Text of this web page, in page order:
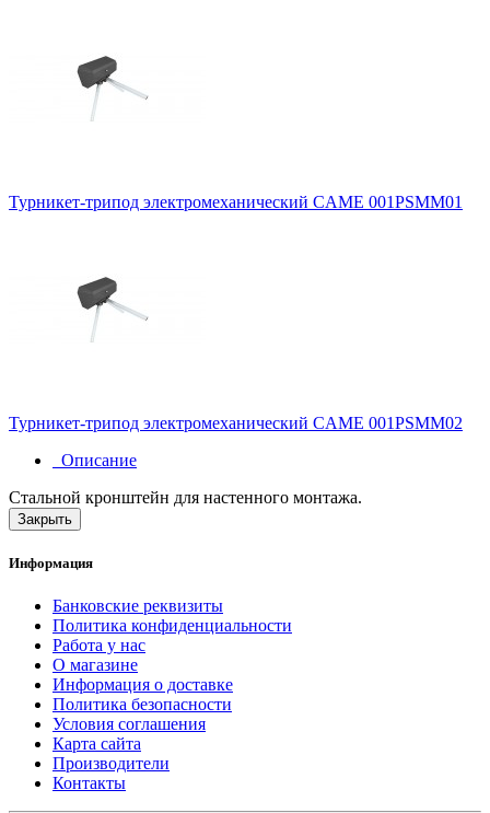
Турникет-трипод электромеханический CAME 001PSMM01
Турникет-трипод электромеханический CAME 001PSMM02
Описание
Стальной кронштейн для настенного монтажа.
Закрыть
Информация
Банковские реквизиты
Политика конфиденциальности
Работа у нас
О магазине
Информация о доставке
Политика безопасности
Условия соглашения
Карта сайта
Производители
Контакты